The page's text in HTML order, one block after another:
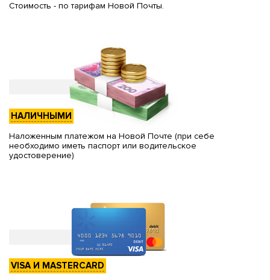
Стоимость - по тарифам Новой Почты.
НАЛИЧНЫМИ
Наложенным платежом на Новой Почте (при себе
необходимо иметь паспорт или водительское
удостоверение)
VISA И MASTERCARD